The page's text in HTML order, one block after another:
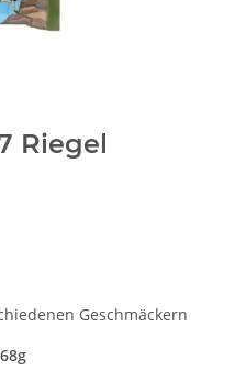
Riegel
Geschmäckern